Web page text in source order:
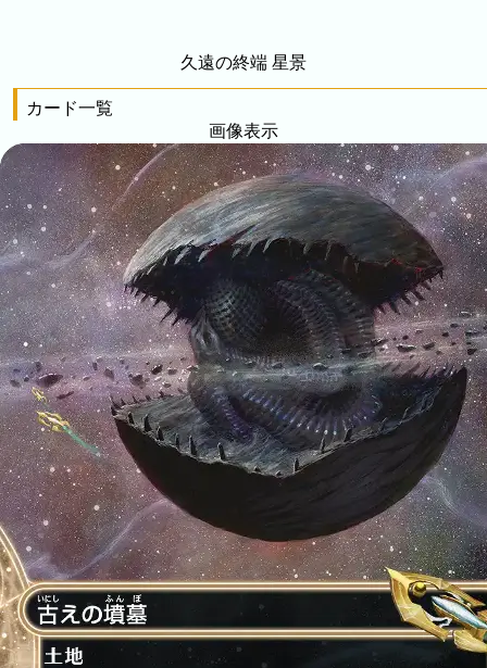
久遠の終端 星景
カード一覧
画像表示